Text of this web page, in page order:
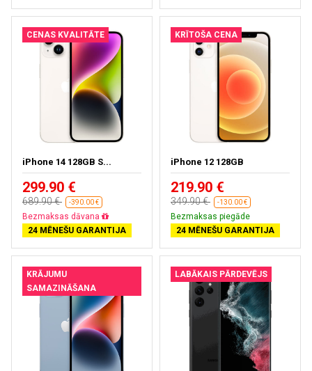
CENAS KVALITĀTE
iPhone 14 128GB S...
299.90 €
689.90 € -390.00 €
Bezmaksas dāvana
24 MĒNEŠU GARANTIJA
KRĪTOŠA CENA
iPhone 12 128GB
219.90 €
349.90 € -130.00 €
Bezmaksas piegāde
24 MĒNEŠU GARANTIJA
KRĀJUMU
SAMAZINĀŠANA
LABĀKAIS PĀRDEVĒJS